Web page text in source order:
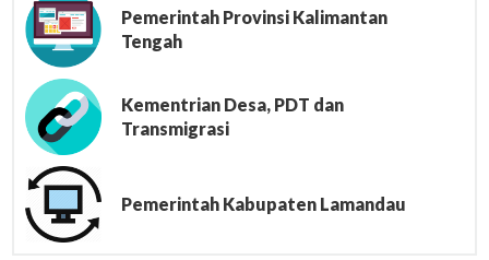
Pemerintah Provinsi Kalimantan
Tengah
Kementrian Desa, PDT dan
Transmigrasi
Pemerintah Kabupaten Lamandau